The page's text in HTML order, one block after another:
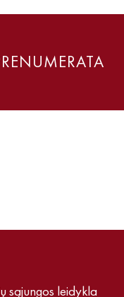
sąjungos leidykla